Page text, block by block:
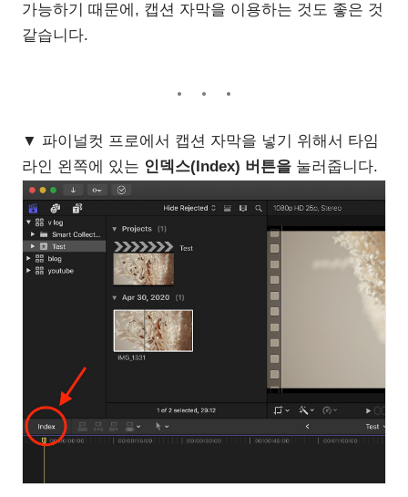
가능하기 때문에, 캡션 자막을 이용하는 것도 좋은 것
같습니다.
▼ 파이널컷 프로에서 캡션 자막을 넣기 위해서 타임
라인 왼쪽에 있는 인덱스(Index) 버튼을 눌러줍니다.